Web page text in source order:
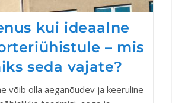
kui ideaalne
– mis
seda vajate?
võib olla aeganõudev ja keeruline